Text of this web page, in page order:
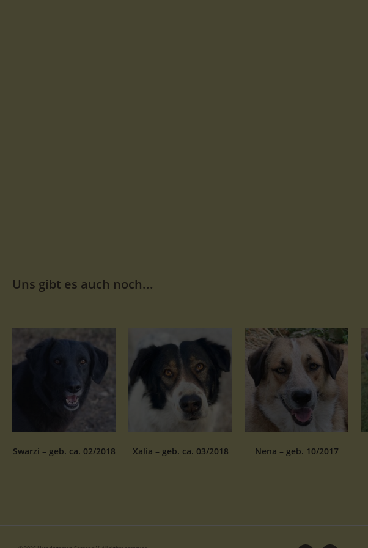
Uns gibt es auch noch...
Swarzi – geb. ca. 02/2018 Xalia – geb. ca. 03/2018 Nena – geb. 10/2017